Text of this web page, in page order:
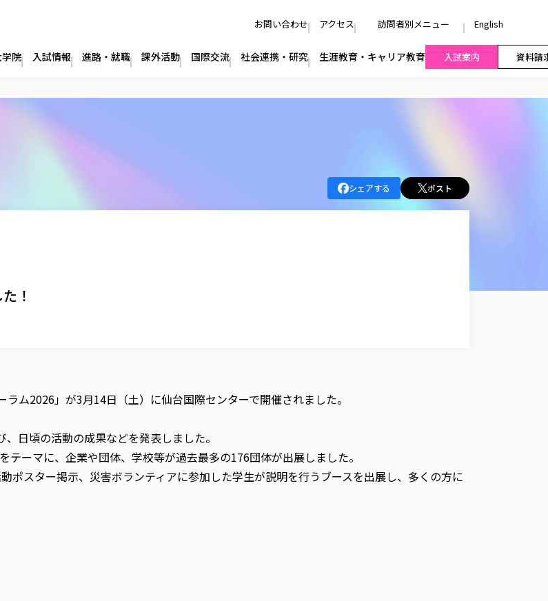
お問い合わせ アクセス 訪問者別メニュー English
院 入試情報 進路・就職 課外活動 国際交流 社会連携・研究 生涯教育・キャリア教育 入試案内 資料請
シェアする ポスト
！
ム2026」が3月14日（土）に仙台国際センターで開催されました。
日頃の活動の成果などを発表しました。
ーマに、企業や団体、学校等が過去最多の176団体が出展しました。
スター掲示、災害ボランティアに参加した学生が説明を行うブースを出展し、多くの方に